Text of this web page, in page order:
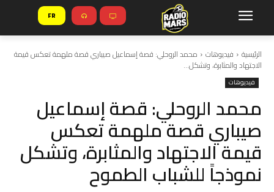
FR
الرئيسية فيديوهات محمد الروحلي: قصة إسماعيل صيباري قصة ملهمة تعكس قيمة
الاجتهاد والمثابرة، وتشكل...
فيديوهات
محمد الروحلي: قصة إسماعيل
صيباري قصة ملهمة تعكس
قيمة الاجتهاد والمثابرة، وتشكل
نموذجاً للشباب الطموح